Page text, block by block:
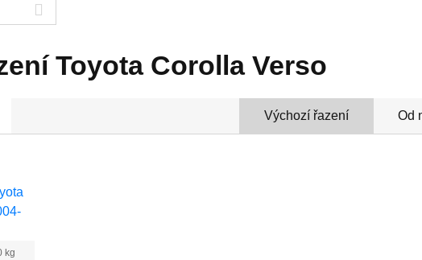
Toyota Corolla Verso
Výchozí řazení Od
kg